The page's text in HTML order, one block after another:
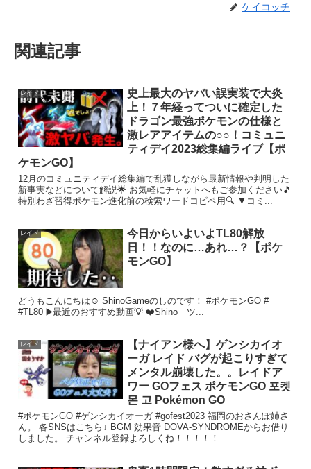
ケイコッチ
関連記事
レイド
史上最大のヤバい誤実装で大炎
上！７年経ってついに確定した
ドラゴン最強ポケモンの仕様と
激レアアイテムの○○！コミュニ
ティデイ2023総集編ライブ【ポ
ケモンGO】
12月のコミュニティデイ総集編で乱獲しながら最新情報や判明した
新事実などについて解説🌟 お気軽にチャットへもご参加ください🎵
特別わざ習得ポケモン進化前の検索ワードコピペ用🔍 ▼コミ...
レイド
今日からいよいよTL80解放
日！！なのに…あれ…？【ポケ
モンGO】
どうもこんにちは☺ ShinoGameのしのです！ #ポケモンGO #
#TL80 ▶️最近のおすすめ動画💡 ❤️Shino ツ...
レイド
【ナイアン様へ】ゲンシカイオ
ーガ レイド バグが起こりすぎて
メンタル崩壊した。。レイドア
ワー GOフェス ポケモンGO 포켓
몬 고 Pokémon GO
#ポケモンGO #ゲンシカイオーガ #gofest2023 福岡のおさんぽ姉さ
ん。 各SNSはこちら↓ BGM 効果音 DOVA-SYNDROMEからお借り
しました。 チャンネル登録よろしくね！！！！！